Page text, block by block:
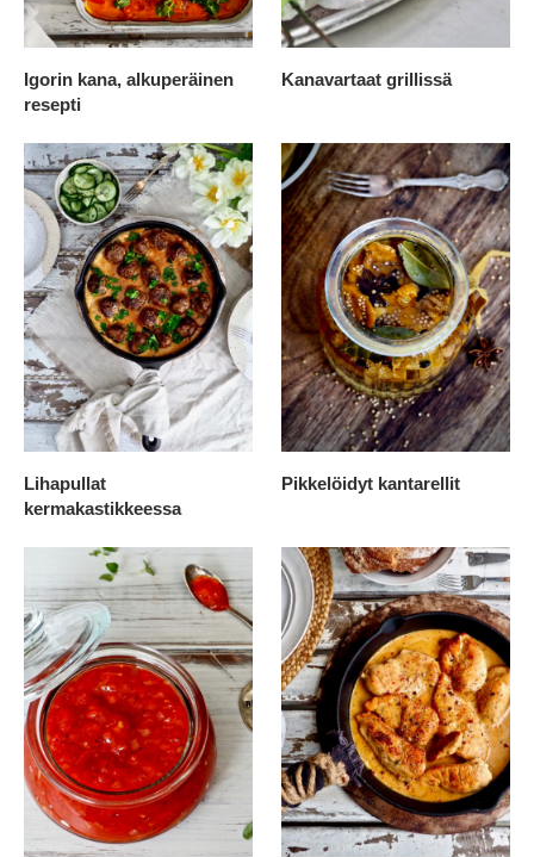
Igorin kana, alkuperäinen
resepti
Kanavartaat grillissä
Lihapullat
kermakastikkeessa
Pikkelöidyt kantarellit